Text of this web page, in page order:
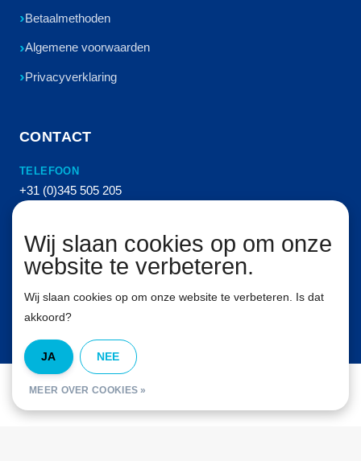
Betaalmethoden
Algemene voorwaarden
Privacyverklaring
CONTACT
TELEFOON
+31 (0)345 505 205
info@vanhemertperslucht.nl
ADRES
Molenkampstraat 16
4157 GN Enspijk
© Van Hemert Persluchttechniek B.V. Alle rechten voorbehouden. 2026
Wij slaan cookies op om onze
website te verbeteren.
Wij slaan cookies op om onze website te verbeteren. Is dat
akkoord?
JA NEE
MEER OVER COOKIES »